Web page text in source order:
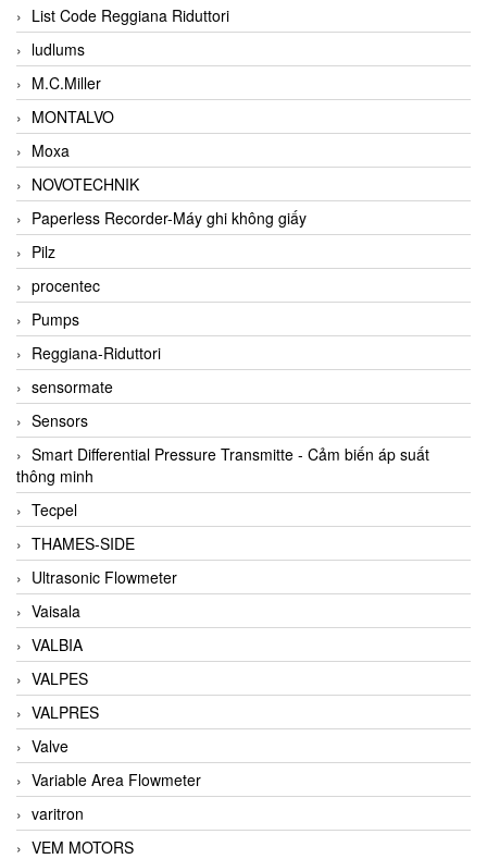
List Code Reggiana Riduttori
ludlums
M.C.Miller
MONTALVO
Moxa
NOVOTECHNIK
Paperless Recorder-Máy ghi không giấy
Pilz
procentec
Pumps
Reggiana-Riduttori
sensormate
Sensors
Smart Differential Pressure Transmitte - Cảm biến áp suất
thông minh
Tecpel
THAMES-SIDE
Ultrasonic Flowmeter
Vaisala
VALBIA
VALPES
VALPRES
Valve
Variable Area Flowmeter
varitron
VEM MOTORS